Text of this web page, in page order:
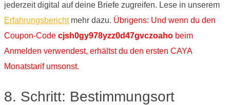
jederzeit digital auf deine Briefe zugreifen. Lese in unserem
Erfahrungsberichtmehr dazu. Übrigens: Und wenn du den
Coupon-Code cjsh0gy978yzz0d47gvczoaho beim
Anmelden verwendest, erhältst du den ersten CAYA
Monatstarif umsonst.
8. Schritt: Bestimmungsort